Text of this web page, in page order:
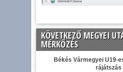
KÖVETKEZŐ MEGYEI
MÉRKŐZÉS
Békés Vármegyei U19-
rájátszás